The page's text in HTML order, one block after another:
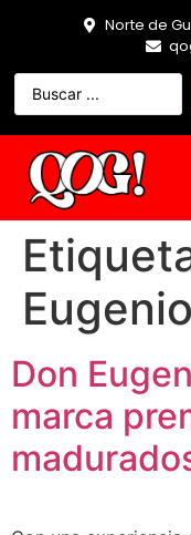
Norte de
Eugenio
Don
marca